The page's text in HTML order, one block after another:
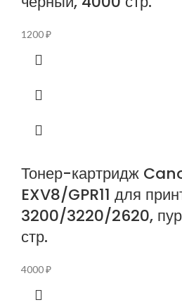
1200₽
Тонер-картридж
EXV8/GPR11 для
3200/3220/2620,
стр.
4000₽